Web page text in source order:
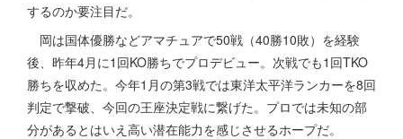
するのか要注目だ。
岡は国体優勝などアマチュアで50戦（40勝10敗）を経験
後、昨年4月に1回KO勝ちでプロデビュー。次戦でも1回TKO
勝ちを収めた。今年1月の第3戦では東洋太平洋ランカーを8回
判定で撃破、今回の王座決定戦に繋げた。プロでは未知の部
分があるとはいえ高い潜在能力を感じさせるホープだ。